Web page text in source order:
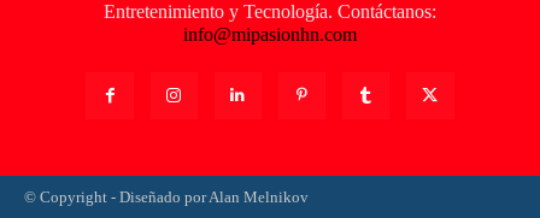
Entretenimiento y Tecnología. Contáctanos:
info@mipasionhn.com
© Copyright - Diseñado por Alan Melnikov